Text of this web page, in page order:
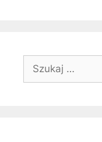
Szukaj: